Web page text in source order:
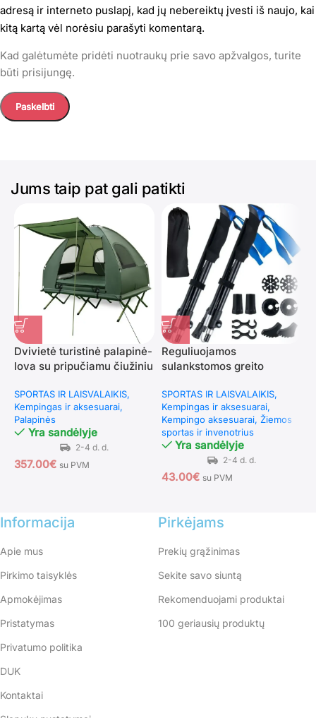
adresą ir interneto puslapį, kad jų nebereiktų įvesti iš naujo, kai
kitą kartą vėl norėsiu parašyti komentarą.
Kad galėtumėte pridėti nuotraukų prie savo apžvalgos, turite
būti prisijungę.
Jums taip pat gali patikti
Dvivietė turistinė palapinė-
lova su pripučiamu čiužiniu
1(Žalia)
SPORTAS IR LAISVALAIKIS
Kempingas ir aksesuarai
Palapinės
Yra sandėlyje
357.00€ su PVM
Reguliuojamos
sulankstomos greito
(Mėlyna)
SPORTAS IR LAISVALAIKIS
Kempingas ir aksesuarai
Kempingo aksesuarai Žiemos
sportas ir invenotrius
Yra sandėlyje
43.00€ su PVM
Informacija
Apie mus
Pirkimo taisyklės
Apmokėjimas
Pristatymas
Privatumo politika
DUK
Kontaktai
Pirkėjams
Prekių grąžinimas
Sekite savo siuntą
Rekomenduojami produktai
100 geriausių produktų